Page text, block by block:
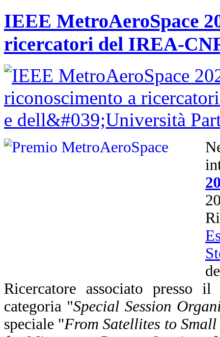
IEEE MetroAeroSpace
ricercatori del IREA-
Ricercatore associato presso
categoria "Special Session
speciale "From Satellites to